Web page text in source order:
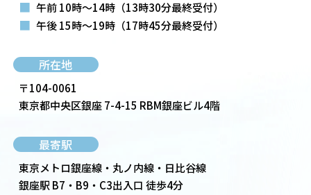
■ 午前 10時～14時 （13時30分最終受付）
■ 午後 15時～19時 （17時45分最終受付）
所在地
〒104-0061
東京都中央区銀座 7-4-15 RBM銀座ビル4階
最寄駅
東京メトロ銀座線・丸ノ内線・日比谷線
銀座駅 B7・B9・C3出入口 徒歩4分